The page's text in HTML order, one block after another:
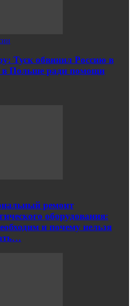
Туск обвинил Россию в
в Польше ради помощи
ремонт
оборудования:
и почему нельзя